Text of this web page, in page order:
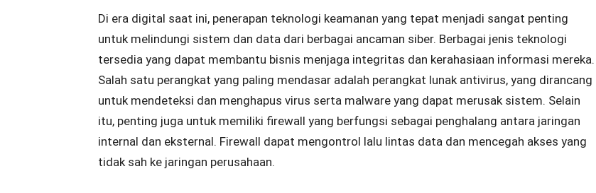
Di era digital saat ini, penerapan teknologi keamanan yang tepat menjadi sangat penting
untuk melindungi sistem dan data dari berbagai ancaman siber. Berbagai jenis teknologi
tersedia yang dapat membantu bisnis menjaga integritas dan kerahasiaan informasi mereka.
Salah satu perangkat yang paling mendasar adalah perangkat lunak antivirus, yang dirancang
untuk mendeteksi dan menghapus virus serta malware yang dapat merusak sistem. Selain
itu, penting juga untuk memiliki firewall yang berfungsi sebagai penghalang antara jaringan
internal dan eksternal. Firewall dapat mengontrol lalu lintas data dan mencegah akses yang
tidak sah ke jaringan perusahaan.